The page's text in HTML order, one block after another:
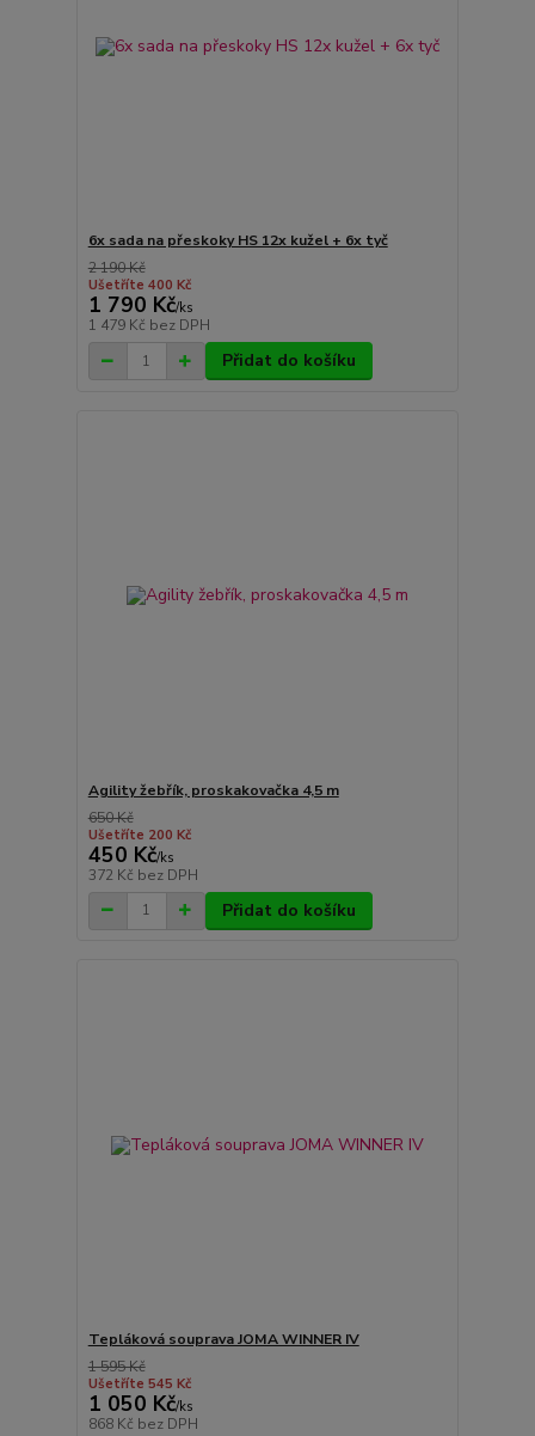
6x sada na přeskoky HS 12x kužel + 6x tyč
2 190 Kč
Ušetříte 400 Kč
1 790 Kč/ks
1 479 Kč bez DPH
Přidat do košíku
Agility žebřík, proskakovačka 4,5 m
650 Kč
Ušetříte 200 Kč
450 Kč/ks
372 Kč bez DPH
Přidat do košíku
Tepláková souprava JOMA WINNER IV
1 595 Kč
Ušetříte 545 Kč
1 050 Kč/ks
868 Kč bez DPH